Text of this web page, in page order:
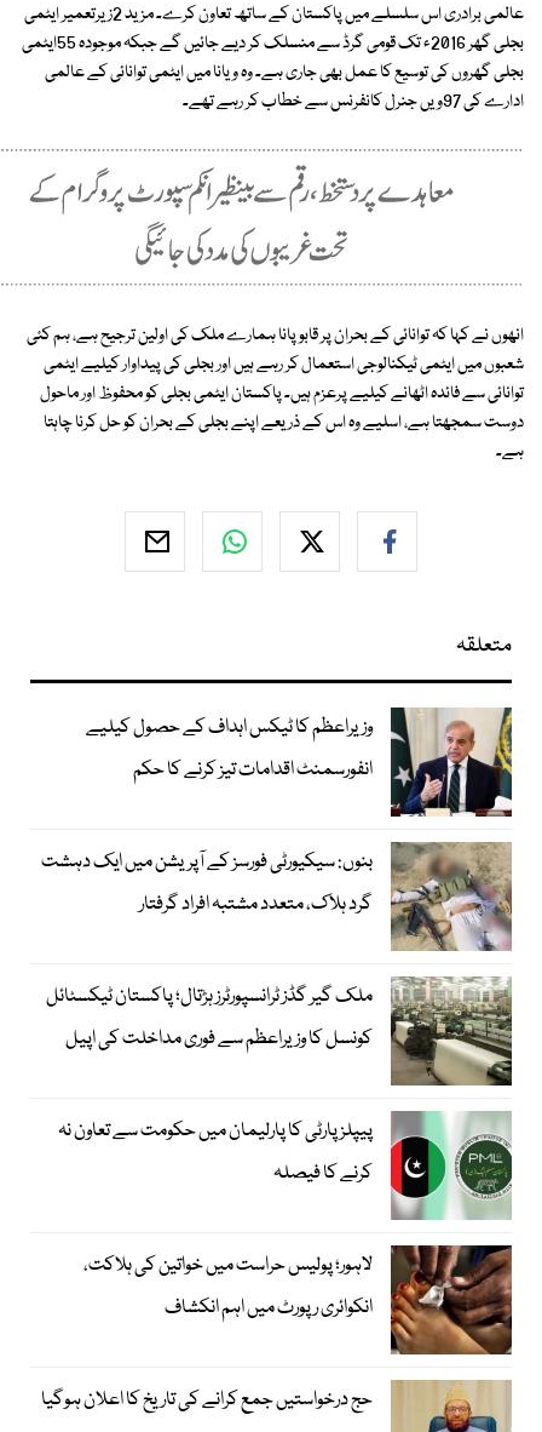
عالمی برادری اس سلسلے میں پاکستان کے ساتھ تعاون کرے۔ مزید 2زیرتعمیر ایٹمی
بجلی گھر 2016ء تک قومی گرڈ سے منسلک کر دیے جائیں گے جبکہ موجودہ 55ایٹمی
بجلی گھروں کی توسیع کا عمل بھی جاری ہے۔ وہ ویانا میں ایٹمی توانائی کے عالمی
ادارے کی 97ویں جنرل کانفرنس سے خطاب کر رہے تھے۔
انھوں نے کہا کہ توانائی کے بحران پر قابو پانا ہمارے ملک کی اولین ترجیح ہے، ہم کئی
شعبوں میں ایٹمی ٹیکنالوجی استعمال کر رہے ہیں اور بجلی کی پیداوار کیلیے ایٹمی
توانائی سے فائدہ اٹھانے کیلیے پرعزم ہیں۔ پاکستان ایٹمی بجلی کو محفوظ اور ماحول
دوست سمجھتا ہے، اسلیے وہ اس کے ذریعے اپنے بجلی کے بحران کو حل کرنا چاہتا
ہے۔
متعلقہ
وزیراعظم کا ٹیکس اہداف کے حصول کیلیے
انفورسمنٹ اقدامات تیز کرنے کا حکم
بنوں: سیکیورٹی فورسز کے آپریشن میں ایک دہشت
گرد ہلاک، متعدد مشتبہ افراد گرفتار
ملک گیر گڈز ٹرانسپورٹرز ہڑتال؛ پاکستان ٹیکسٹائل
کونسل کا وزیراعظم سے فوری مداخلت کی اپیل
پیپلزپارٹی کا پارلیمان میں حکومت سے تعاون نہ
کرنے کا فیصلہ
لاہور؛ پولیس حراست میں خواتین کی ہلاکت،
انکوائری رپورٹ میں اہم انکشاف
حج درخواستیں جمع کرانے کی تاریخ کا اعلان ہوگیا